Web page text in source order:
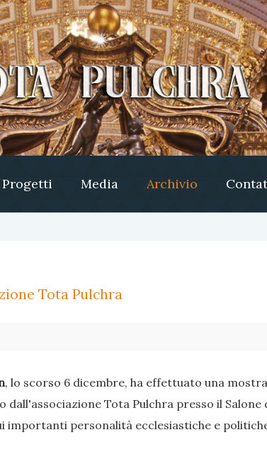
Progetti Media Archivio
Tota Pulchra
, lo scorso 6 dicembre, ha effettuato una
dall'associazione Tota Pulchra presso il Salone
personalità ecclesiastiche e